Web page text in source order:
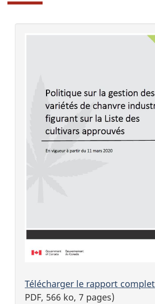
Télécharger le rapport complet
PDF, 566 ko, 7 pages)